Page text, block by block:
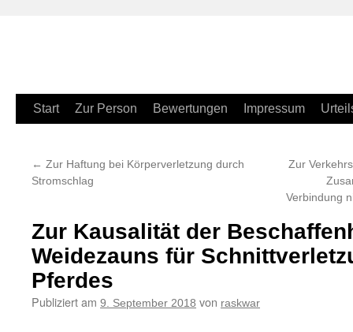
Zum
springen
Start Zur Person Bewertungen Impressum
← Zur Haftung bei Körperverletzung durch
Stromschlag
Zur
Verbindung
Zur Kausalität der
Weidezauns für
Pferdes
Publiziert am 9. September 2018 von raskwar